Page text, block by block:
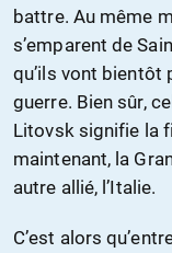
battre. Au même
s’emparent de
qu’ils vont bientôt
guerre. Bien sûr,
Litovsk signifie la
maintenant, la
autre allié, l’Italie.
C’est alors